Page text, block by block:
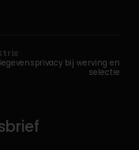
bij werving en
selectie